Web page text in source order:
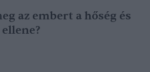
az embert a hőség és